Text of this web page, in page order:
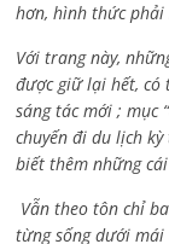
hơn, hình thức
Với trang này,
được giữ lại hết, có
sáng tác mới ; mục
chuyến đi du lịch
biết thêm những
Vẫn theo tôn chỉ
từng sống dưới